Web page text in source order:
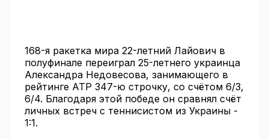
168-я ракетка мира 22-летний Лайович в
полуфинале переиграл 25-летнего украинца
Александра Недовесова, занимающего в
рейтинге АТР 347-ю строчку, со счётом 6/3,
6/4. Благодаря этой победе он сравнял счёт
личных встреч с теннисистом из Украины -
1:1.